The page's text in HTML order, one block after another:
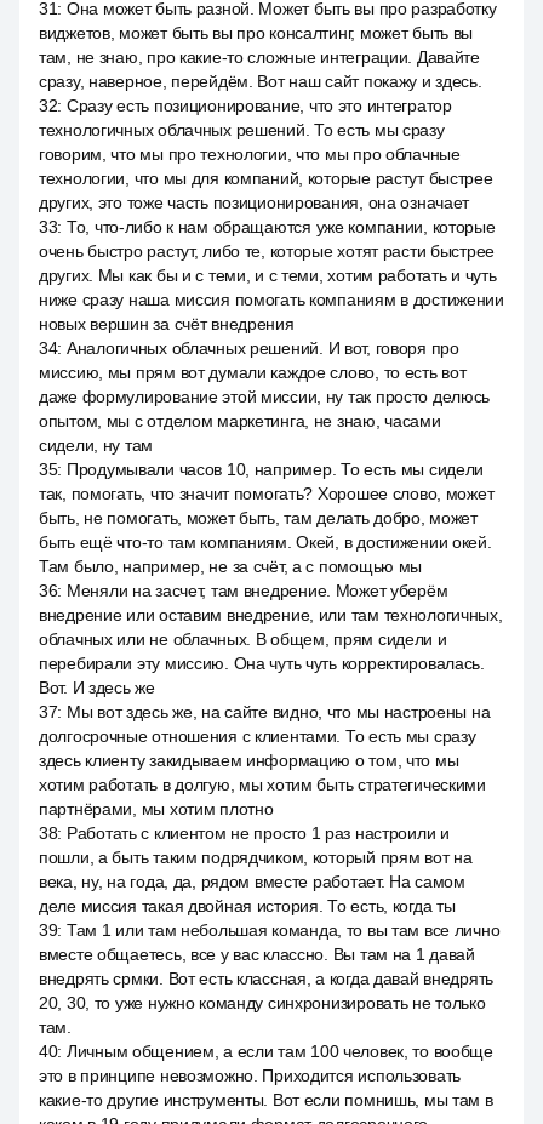
31: Она может быть разной. Может быть вы про разработку
виджетов, может быть вы про консалтинг, может быть вы
там, не знаю, про какие-то сложные интеграции. Давайте
сразу, наверное, перейдём. Вот наш сайт покажу и здесь.
32: Сразу есть позиционирование, что это интегратор
технологичных облачных решений. То есть мы сразу
говорим, что мы про технологии, что мы про облачные
технологии, что мы для компаний, которые растут быстрее
других, это тоже часть позиционирования, она означает
33: То, что-либо к нам обращаются уже компании, которые
очень быстро растут, либо те, которые хотят расти быстрее
других. Мы как бы и с теми, и с теми, хотим работать и чуть
ниже сразу наша миссия помогать компаниям в достижении
новых вершин за счёт внедрения
34: Аналогичных облачных решений. И вот, говоря про
миссию, мы прям вот думали каждое слово, то есть вот
даже формулирование этой миссии, ну так просто делюсь
опытом, мы с отделом маркетинга, не знаю, часами
сидели, ну там
35: Продумывали часов 10, например. То есть мы сидели
так, помогать, что значит помогать? Хорошее слово, может
быть, не помогать, может быть, там делать добро, может
быть ещё что-то там компаниям. Окей, в достижении окей.
Там было, например, не за счёт, а с помощью мы
36: Меняли на засчет, там внедрение. Может уберём
внедрение или оставим внедрение, или там технологичных,
облачных или не облачных. В общем, прям сидели и
перебирали эту миссию. Она чуть чуть корректировалась.
Вот. И здесь же
37: Мы вот здесь же, на сайте видно, что мы настроены на
долгосрочные отношения с клиентами. То есть мы сразу
здесь клиенту закидываем информацию о том, что мы
хотим работать в долгую, мы хотим быть стратегическими
партнёрами, мы хотим плотно
38: Работать с клиентом не просто 1 раз настроили и
пошли, а быть таким подрядчиком, который прям вот на
века, ну, на года, да, рядом вместе работает. На самом
деле миссия такая двойная история. То есть, когда ты
39: Там 1 или там небольшая команда, то вы там все лично
вместе общаетесь, все у вас классно. Вы там на 1 давай
внедрять срмки. Вот есть классная, а когда давай внедрять
20, 30, то уже нужно команду синхронизировать не только
там.
40: Личным общением, а если там 100 человек, то вообще
это в принципе невозможно. Приходится использовать
какие-то другие инструменты. Вот если помнишь, мы там в